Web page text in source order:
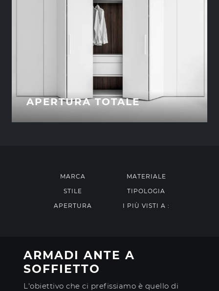
APERTURA TOTALE
MARCA
MATERIALE
STILE
TIPOLOGIA
APERTURA
I PIÙ VISTI A :
ARMADI ANTE A
SOFFIETTO
L'obiettivo che ci prefissiamo è quello di